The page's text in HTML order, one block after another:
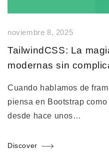
noviembre 8, 2025
TailwindCSS: La
modernas sin
Cuando hablamos de
piensa en Bootstrap
desde hace unos…
Discover